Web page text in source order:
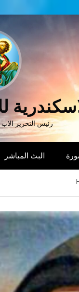
رئيس التحرير
البث المباشر